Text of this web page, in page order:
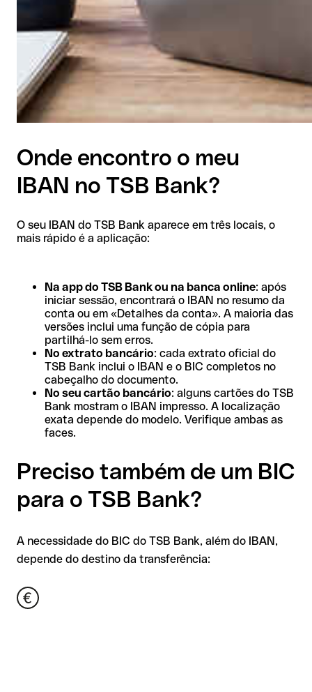
Onde encontro o meu
IBAN no TSB Bank?
O seu IBAN do TSB Bank aparece em três locais, o
mais rápido é a aplicação:
Na app do TSB Bank ou na banca online: após
iniciar sessão, encontrará o IBAN no resumo da
conta ou em «Detalhes da conta». A maioria das
versões inclui uma função de cópia para
partilhá-lo sem erros.
No extrato bancário: cada extrato oficial do
TSB Bank inclui o IBAN e o BIC completos no
cabeçalho do documento.
No seu cartão bancário: alguns cartões do TSB
Bank mostram o IBAN impresso. A localização
exata depende do modelo. Verifique ambas as
faces.
Preciso também de um BIC
para o TSB Bank?
A necessidade do BIC do TSB Bank, além do IBAN,
depende do destino da transferência: